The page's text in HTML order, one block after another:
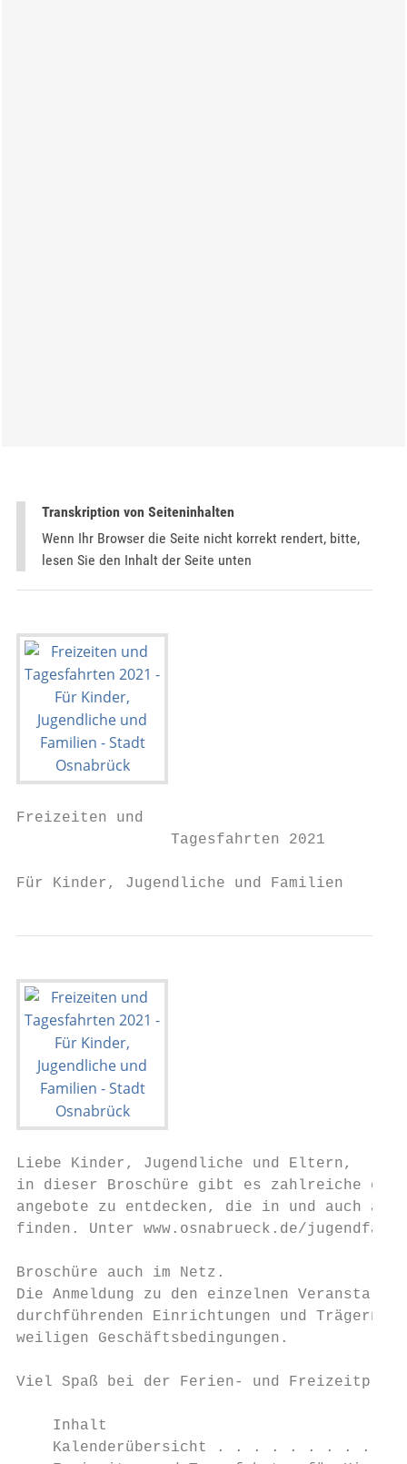
Transkription von Seiteninhalten
Wenn Ihr Browser die Seite nicht korrekt rendert, bitte,
lesen Sie den Inhalt der Seite unten
Freizeiten und
                 Tagesfahrten 2021
Für Kinder, Jugendliche und Familien
Liebe Kinder, Jugendliche und
in dieser Broschüre gibt es zahlreiche ein-
angebote zu entdecken, die in
finden. Unter www.osnabrueck.de/
Broschüre auch im Netz.
Die Anmeldung zu den einzelnen
durchführenden Einrichtungen und
weiligen Geschäftsbedingungen.
Viel Spaß bei der Ferien- und
Inhalt
Kalenderübersicht . . . . . . . . . .